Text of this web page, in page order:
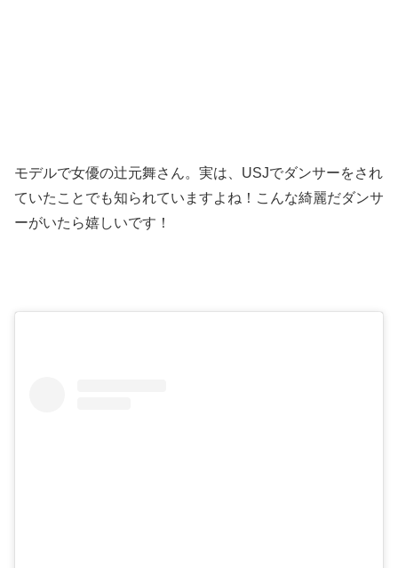
モデルで女優の辻元舞さん。実は、USJでダンサーをされ
ていたことでも知られていますよね！こんな綺麗だダンサ
ーがいたら嬉しいです！